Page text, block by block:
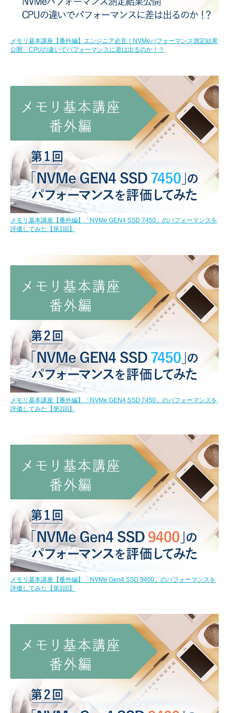
メモリ基本講座【番外編】エンジニア必見！NVMeパフォーマンス測定結果
公開 CPUの違いでパフォーマンスに差は出るのか！？
メモリ基本講座【番外編】「NVMe GEN4 SSD 7450」のパフォーマンスを
評価してみた【第1回】
メモリ基本講座【番外編】「NVMe GEN4 SSD 7450」のパフォーマンスを
評価してみた【第2回】
メモリ基本講座【番外編】「NVMe Gen4 SSD 9400」のパフォーマンスを
評価してみた【第1回】